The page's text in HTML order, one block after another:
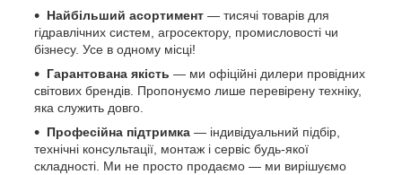
Найбільший асортимент — тисячі товарів для
гідравлічних систем, агросектору, промисловості чи
бізнесу. Усе в одному місці!
Гарантована якість — ми офіційні дилери провідних
світових брендів. Пропонуємо лише перевірену техніку,
яка служить довго.
Професійна підтримка — індивідуальний підбір,
технічні консультації, монтаж і сервіс будь-якої
складності. Ми не просто продаємо — ми вирішуємо